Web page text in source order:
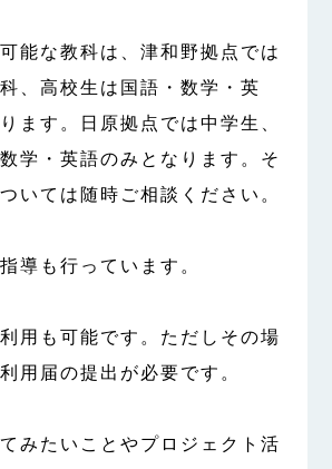
能な教科は、津和野拠点では
、高校生は国語・数学・英
ます。日原拠点では中学生、
学・英語のみとなります。そ
いては随時ご相談ください。
導も行っています。
用も可能です。ただしその場
用届の提出が必要です。
みたいことやプロジェクト活